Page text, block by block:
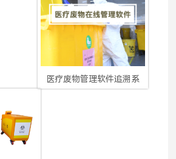
医疗废物管理软件追溯系